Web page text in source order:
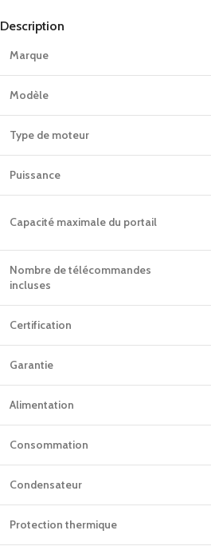
Description
Marque
Modèle
Type de moteur
Puissance
Capacité maximale du portail
Nombre de télécommandes
incluses
Certification
Garantie
Alimentation
Consommation
Condensateur
Protection thermique